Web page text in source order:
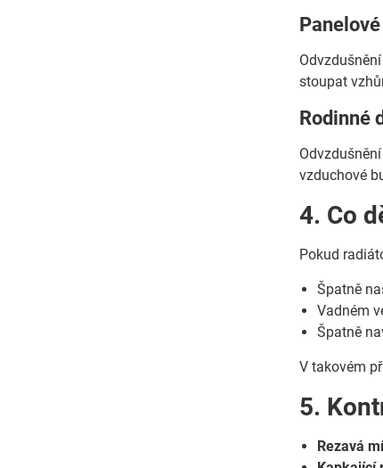
stoupat
Rodinné
vzduchové
4. Co
Pokud
Špatně
Vadném
Špatně
V takovém
5.
Rezavá